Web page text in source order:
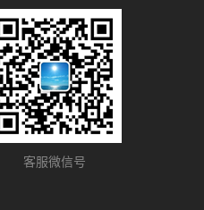
客服微信号